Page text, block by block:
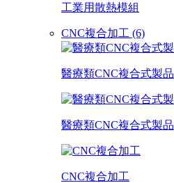
工業用散熱模組
CNC複合加工 (6)
醫療類CNC複合式製品
醫療類CNC複合式製品
CNC複合加工